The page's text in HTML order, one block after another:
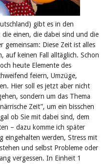
gibt es in den
einen, die dabei sind und die
gemeinsam: Diese Zeit ist alles
auf keinen Fall alltäglich. Schon
heute Elemente des
feiern, Umzüge,
Hier soll es jetzt aber nicht
sondern um das Thema
Zeit”, um ein bisschen
ob Sie mit dabei sind, dem
– dazu komme ich später
eingehalten werden, Stress mit
und selbst Probleme oder
vergessen. In Einheit 1